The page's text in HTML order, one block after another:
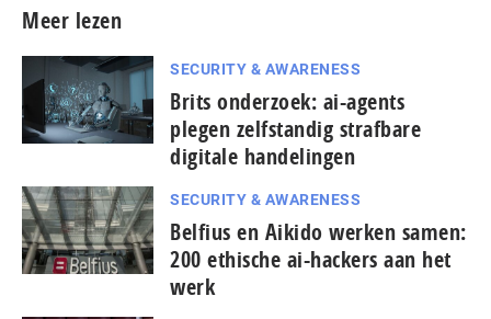
Meer lezen
SECURITY & AWARENESS
Brits onderzoek: ai-agents
plegen zelfstandig strafbare
digitale handelingen
SECURITY & AWARENESS
Belfius en Aikido werken samen:
200 ethische ai-hackers aan het
werk